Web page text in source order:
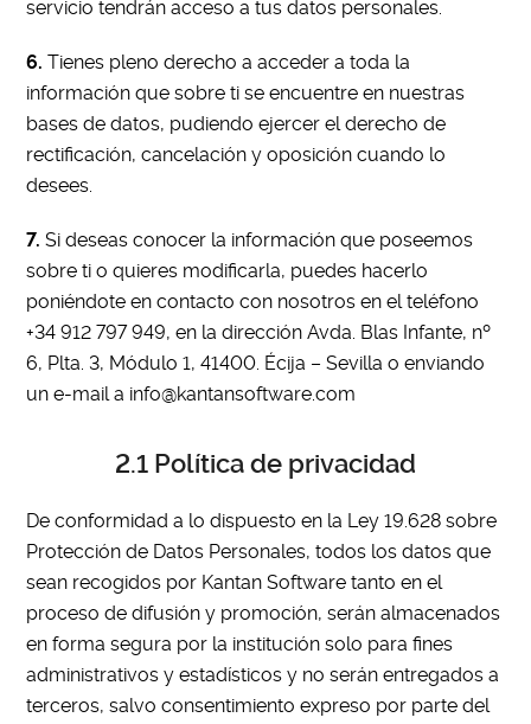
servicio tendrán acceso a tus datos personales.
6. Tienes pleno derecho a acceder a toda la
información que sobre ti se encuentre en nuestras
bases de datos, pudiendo ejercer el derecho de
rectificación, cancelación y oposición cuando lo
desees.
7. Si deseas conocer la información que poseemos
sobre ti o quieres modificarla, puedes hacerlo
poniéndote en contacto con nosotros en el teléfono
+34 912 797 949, en la dirección Avda. Blas Infante, nº
6, Plta. 3, Módulo 1, 41400. Écija – Sevilla o enviando
un e-mail a info@kantansoftware.com
2.1 Política de privacidad
De conformidad a lo dispuesto en la Ley 19.628 sobre
Protección de Datos Personales, todos los datos que
sean recogidos por Kantan Software tanto en el
proceso de difusión y promoción, serán almacenados
en forma segura por la institución solo para fines
administrativos y estadísticos y no serán entregados a
terceros, salvo consentimiento expreso por parte del